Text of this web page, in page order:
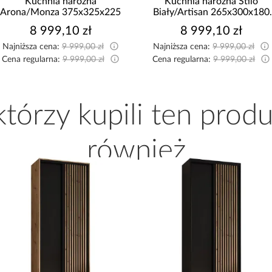
Arona/Monza 375x325x225
8 999,10 zł
Najniższa cena:9 999,00 zł
Cena regularna:9 999,00 zł
Biały/Artisan 265x300x180
8 999,10 zł
Najniższa cena:9 999,00 zł
Cena regularna:9 999,00 zł
kupili ten
również